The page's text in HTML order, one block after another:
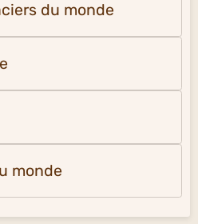
du monde
monde